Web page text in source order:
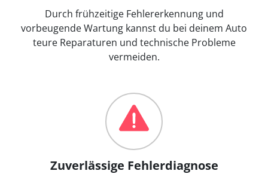
Durch frühzeitige Fehlererkennung und
vorbeugende Wartung kannst du bei deinem Auto
teure Reparaturen und technische Probleme
vermeiden.
Zuverlässige Fehlerdiagnose